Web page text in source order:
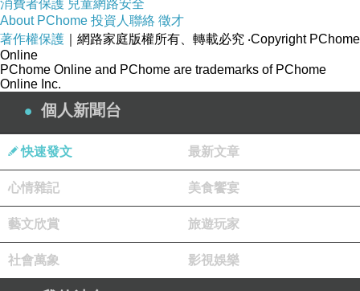
We are all just prisoners here, of our own
device:
消費者保護 兒童網路安全
About PChome 投資人聯絡 徵才
著作權保護 ｜網路家庭版權所有、轉載必究 ‧Copyright PChome
Online
PChome Online and PChome are trademarks of PChome
Online Inc.
個人新聞台
快速發文 最新文章
心情雜記 美食饗宴
藝文欣賞 旅遊玩家
社會萬象 影視娛樂